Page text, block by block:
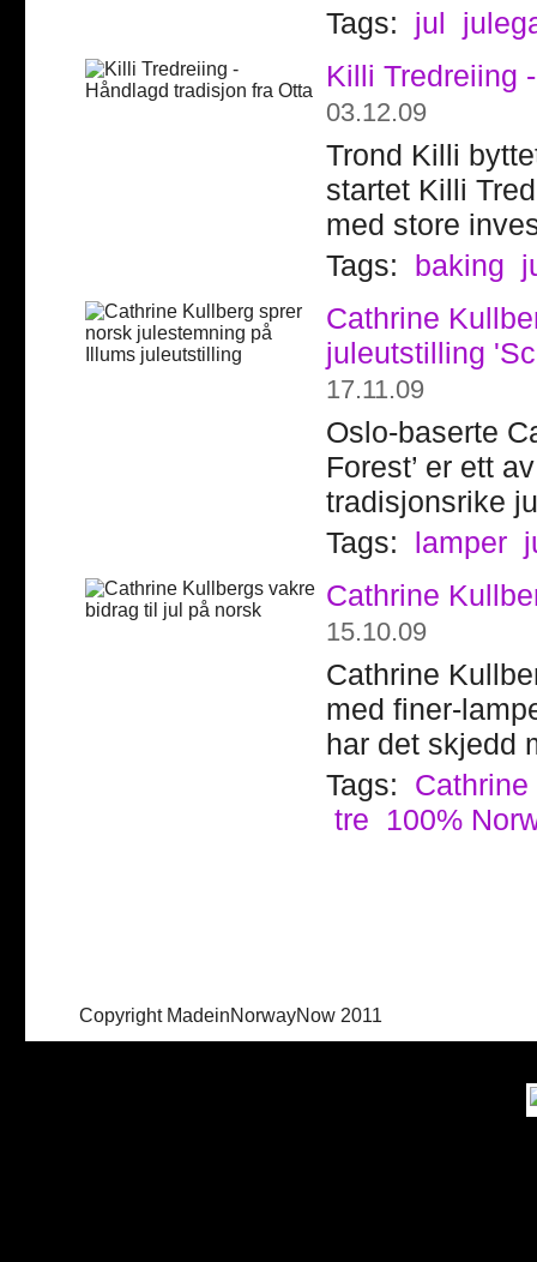
Tags:
jul
Killi Tredreiing
03.12.09
Trond Killi
startet Killi
med store
Tags:
baking
Cathrine
juleutstilling
17.11.09
Oslo-baserte
Forest’ er ett
tradisjonsrike
Tags:
lamper
Cathrine
15.10.09
Cathrine
med finer-
har det skjedd
Tags:
tre
100%
Copyright MadeinNorwayNow 2011